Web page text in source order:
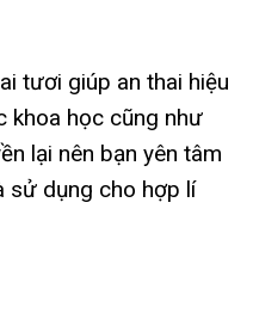
tươi giúp an thai hiệu
khoa học cũng như
lại nên bạn yên tâm
sử dụng cho hợp lí